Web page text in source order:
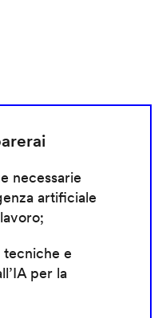
necessarie
artificiale
e
per la